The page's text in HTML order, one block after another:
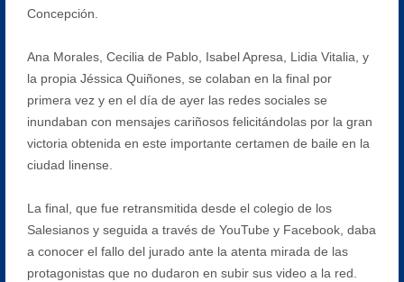
Concepción.
Ana Morales, Cecilia de Pablo, Isabel Apresa, Lidia Vitalia, y
la propia Jéssica Quiñones, se colaban en la final por
primera vez y en el día de ayer las redes sociales se
inundaban con mensajes cariñosos felicitándolas por la gran
victoria obtenida en este importante certamen de baile en la
ciudad linense.
La final, que fue retransmitida desde el colegio de los
Salesianos y seguida a través de YouTube y Facebook, daba
a conocer el fallo del jurado ante la atenta mirada de las
protagonistas que no dudaron en subir sus video a la red.